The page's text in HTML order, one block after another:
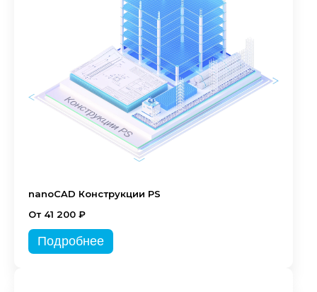
nanoCAD Конструкции PS
От 41 200 ₽
Подробнее